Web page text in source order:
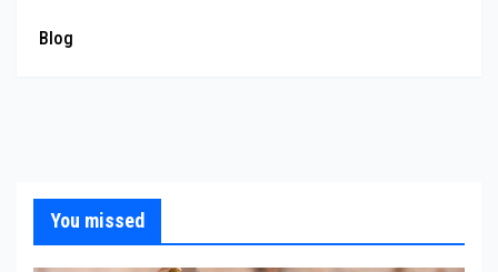
Blog
You missed